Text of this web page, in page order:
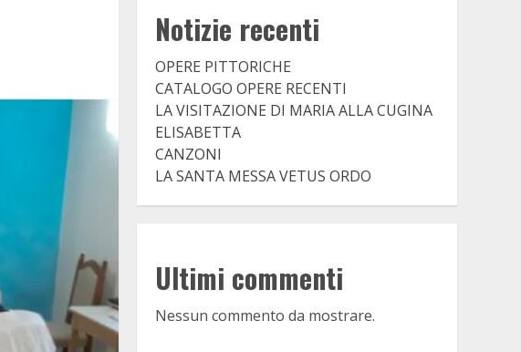
Notizie recenti
OPERE PITTORICHE
CATALOGO OPERE RECENTI
LA VISITAZIONE DI MARIA ALLA CUGINA
ELISABETTA
CANZONI
LA SANTA MESSA VETUS ORDO
Ultimi commenti
Nessun commento da mostrare.